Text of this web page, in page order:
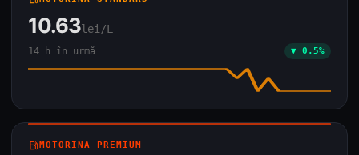
10.63lei/L
14 h în urmă ▼ 0.5%
local_gas_stationMOTORINA PREMIUM